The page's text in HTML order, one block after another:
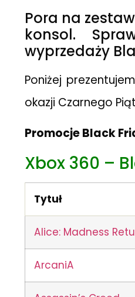
Pora na
konsol.
wyprzedaży
Poniżej
okazji Czarnego
Promocje Black
Xbox 360 –
Tytuł
Alice: Madness
ArcaniA